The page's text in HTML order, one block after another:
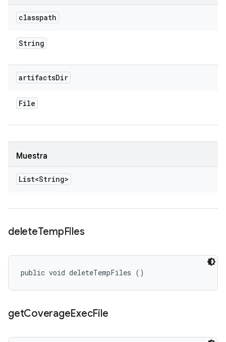
classpath
String
artifactsDir
File
Muestra
List<String>
deleteTempFiles
public void deleteTempFiles ()
getCoverageExecFile